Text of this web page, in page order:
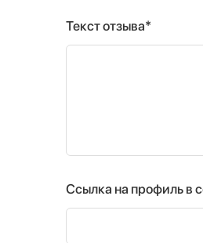
Текст отзыва*
Ссылка на профиль в